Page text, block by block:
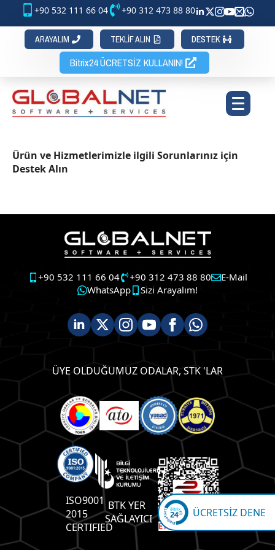
+90 532 111 66 04 +90 312 473 88 80
ARAYALIM TEKLİF ALIN DESTEK
Bitrix24 ÜCRETSİZ KULLANIN!
Ürün ve Hizmetlerimizle ilgili Sorunlarınız için
Destek Alın
+90 532 111 66 04 +90 312 473 88 80
E-Mail
WhatsApp
Sizi Arayalım!
ÜYE OLDUĞUMUZ ODALAR, STK 'LAR
ISO9001
2015
CERTIFIED
BTK YER
SAĞLAYICI
ÜCRETSİZ DENE